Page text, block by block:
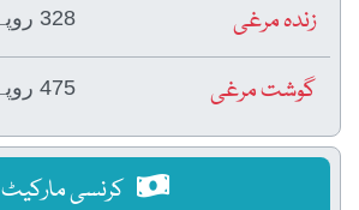
زندہ مرغی 328 روپے
گوشت مرغی 475 روپے
کرنسی مارکیٹ